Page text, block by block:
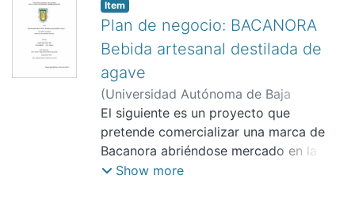
Item
Plan de negocio: BACANORA
Bebida artesanal destilada de
agave
(Universidad Autónoma de Baja
California.,)Garces Olea, Rogelio Allan
Bernal Escoto, Blanca Estela;Montero
Delgado, Nancy Imelda
El siguiente es un proyecto que
pretende comercializar una marca de
Bacanora abriéndose mercado en la
ciudad de Tijuana, la cual se considera
Show more